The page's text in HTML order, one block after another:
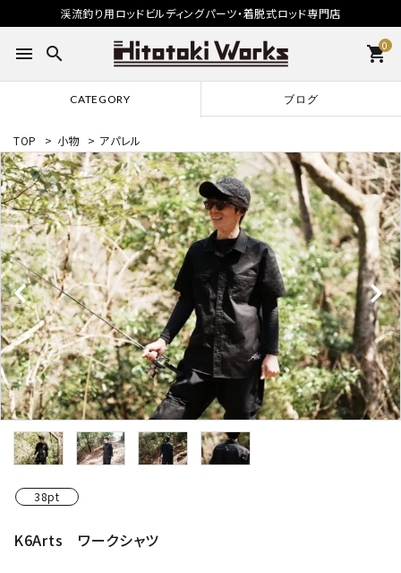
渓流釣り用ロッドビルディングパーツ・着脱式ロッド専門店
menu search 0
shopping_cart
CATEGORY ブログ
TOP > 小物 > アパレル
38pt
K6Arts ワークシャツ